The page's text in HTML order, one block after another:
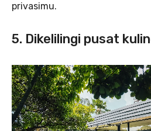
privasimu.
5. Dikelilingi pusat